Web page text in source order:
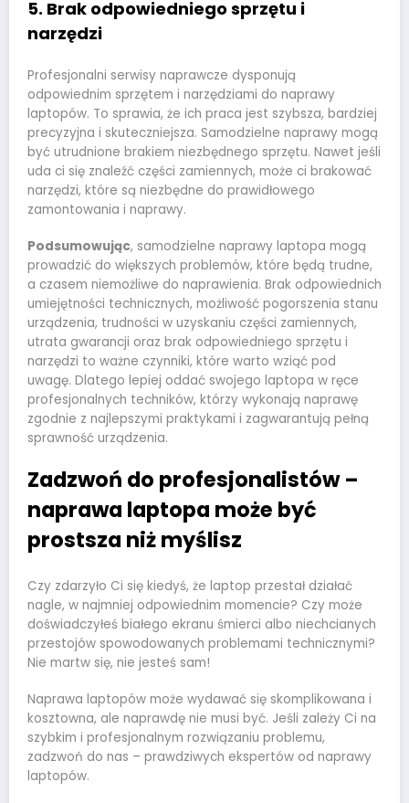
5. Brak odpowiedniego sprzętu i
narzędzi
Profesjonalni serwisy naprawcze dysponują
odpowiednim sprzętem i narzędziami do naprawy
laptopów. To sprawia, że ich praca jest szybsza, bardziej
precyzyjna i skuteczniejsza. Samodzielne naprawy mogą
być utrudnione brakiem niezbędnego sprzętu. Nawet jeśli
uda ci się znaleźć części zamiennych, może ci brakować
narzędzi, które są niezbędne do prawidłowego
zamontowania i naprawy.
Podsumowując, samodzielne naprawy laptopa mogą
prowadzić do większych problemów, które będą trudne,
a czasem niemożliwe do naprawienia. Brak odpowiednich
umiejętności technicznych, możliwość pogorszenia stanu
urządzenia, trudności w uzyskaniu części zamiennych,
utrata gwarancji oraz brak odpowiedniego sprzętu i
narzędzi to ważne czynniki, które warto wziąć pod
uwagę. Dlatego lepiej oddać swojego laptopa w ręce
profesjonalnych techników, którzy wykonają naprawę
zgodnie z najlepszymi praktykami i zagwarantują pełną
sprawność urządzenia.
Zadzwoń do profesjonalistów –
naprawa laptopa może być
prostsza niż myślisz
Czy zdarzyło Ci się kiedyś, że laptop przestał działać
nagle, w najmniej odpowiednim momencie? Czy może
doświadczyłeś białego ekranu śmierci albo niechcianych
przestojów spowodowanych problemami technicznymi?
Nie martw się, nie jesteś sam!
Naprawa laptopów może wydawać się skomplikowana i
kosztowna, ale naprawdę nie musi być. Jeśli zależy Ci na
szybkim i profesjonalnym rozwiązaniu problemu,
zadzwoń do nas – prawdziwych ekspertów od naprawy
laptopów.